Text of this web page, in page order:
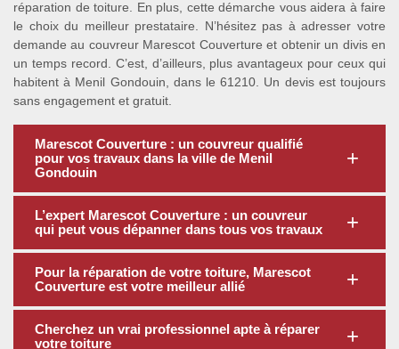
réparation de toiture. En plus, cette démarche vous aidera à faire
le choix du meilleur prestataire. N’hésitez pas à adresser votre
demande au couvreur Marescot Couverture et obtenir un divis en
un temps record. C’est, d’ailleurs, plus avantageux pour ceux qui
habitent à Menil Gondouin, dans le 61210. Un devis est toujours
sans engagement et gratuit.
Marescot Couverture : un couvreur qualifié
pour vos travaux dans la ville de Menil
Gondouin
L’expert Marescot Couverture : un couvreur
qui peut vous dépanner dans tous vos travaux
Pour la réparation de votre toiture, Marescot
Couverture est votre meilleur allié
Cherchez un vrai professionnel apte à réparer
votre toiture